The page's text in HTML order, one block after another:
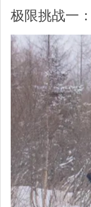
极限挑战一